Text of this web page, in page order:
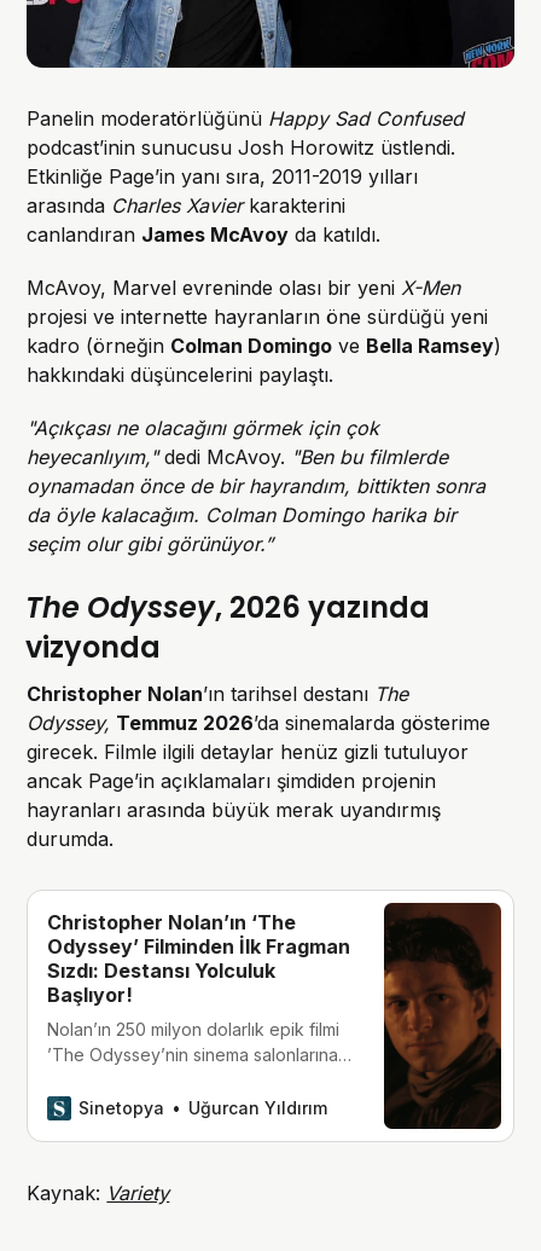
Panelin moderatörlüğünü Happy Sad Confused
podcast’inin sunucusu Josh Horowitz üstlendi.
Etkinliğe Page’in yanı sıra, 2011-2019 yılları
arasında Charles Xavierkarakterini
canlandıran James McAvoy da katıldı.
McAvoy, Marvel evreninde olası bir yeni X-Men
projesi ve internette hayranların öne sürdüğü yeni
kadro (örneğin Colman Domingo ve Bella Ramsey)
hakkındaki düşüncelerini paylaştı.
"Açıkçası ne olacağını görmek için çok
heyecanlıyım,"dedi McAvoy. "Ben bu filmlerde
oynamadan önce de bir hayrandım, bittikten sonra
da öyle kalacağım. Colman Domingo harika bir
seçim olur gibi görünüyor.”
The Odyssey, 2026 yazında
vizyonda
Christopher Nolan’ın tarihsel destanı The
Odyssey, Temmuz 2026’da sinemalarda gösterime
girecek. Filmle ilgili detaylar henüz gizli tutuluyor
ancak Page’in açıklamaları şimdiden projenin
hayranları arasında büyük merak uyandırmış
durumda.
Christopher Nolan’ın ‘The
Odyssey’ Filminden İlk Fragman
Sızdı: Destansı Yolculuk
Başlıyor!
Nolan’ın 250 milyon dolarlık epik filmi
’The Odyssey’nin sinema salonlarına
yıldızlarla dolu yapım şimdiden büyük
Sinetopya Uğurcan Yıldırım
Kaynak: Variety